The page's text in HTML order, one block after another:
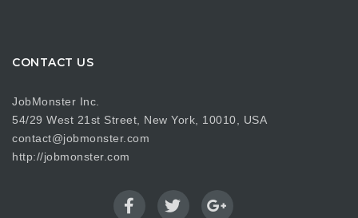
CONTACT US
JobMonster Inc.
54/29 West 21st Street, New York, 10010, USA
contact@jobmonster.com
http://jobmonster.com